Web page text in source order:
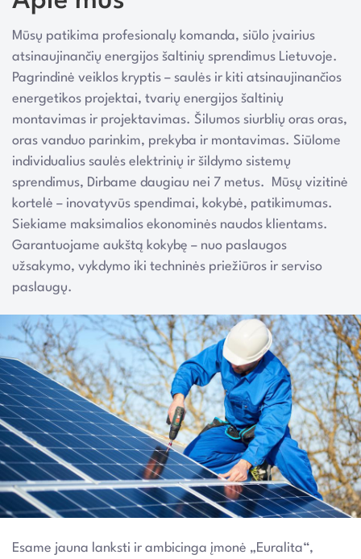
Mūsų patikima profesionalų komanda, siūlo įvairius
atsinaujinančių energijos šaltinių sprendimus Lietuvoje.
Pagrindinė veiklos kryptis – saulės ir kiti atsinaujinančios
energetikos projektai, tvarių energijos šaltinių
montavimas ir projektavimas. Šilumos siurblių oras oras,
oras vanduo parinkim, prekyba ir montavimas. Siūlome
individualius saulės elektrinių ir šildymo sistemų
sprendimus, Dirbame daugiau nei 7 metus. Mūsų vizitinė
kortelė – inovatyvūs spendimai, kokybė, patikimumas.
Siekiame maksimalios ekonominės naudos klientams.
Garantuojame aukštą kokybę – nuo paslaugos
užsakymo, vykdymo iki techninės priežiūros ir serviso
paslaugų.
Esame jauna lanksti ir ambicinga įmonė „Euralita“,